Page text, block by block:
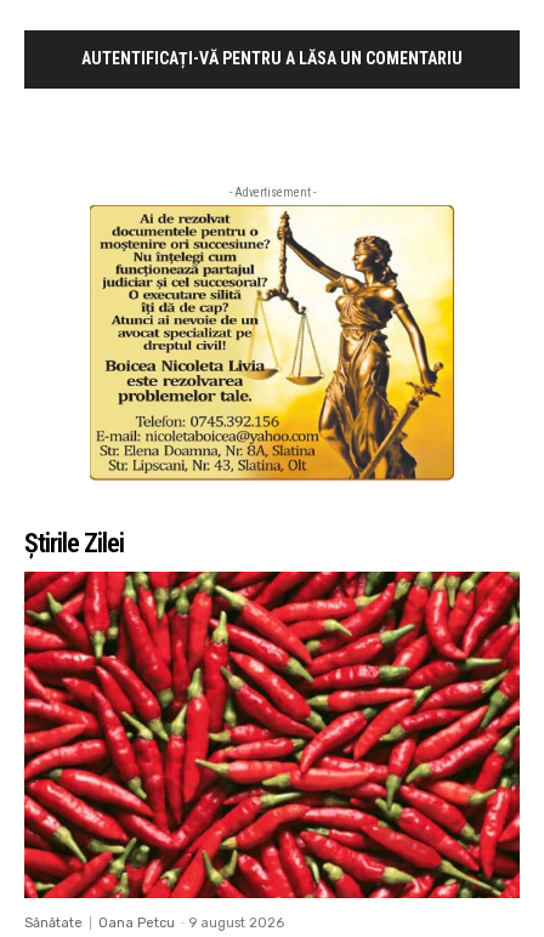
AUTENTIFICAȚI-VĂ PENTRU A LĂSA UN COMENTARIU
- Advertisement -
Știrile Zilei
Sănătate Oana Petcu - 9 august 2026